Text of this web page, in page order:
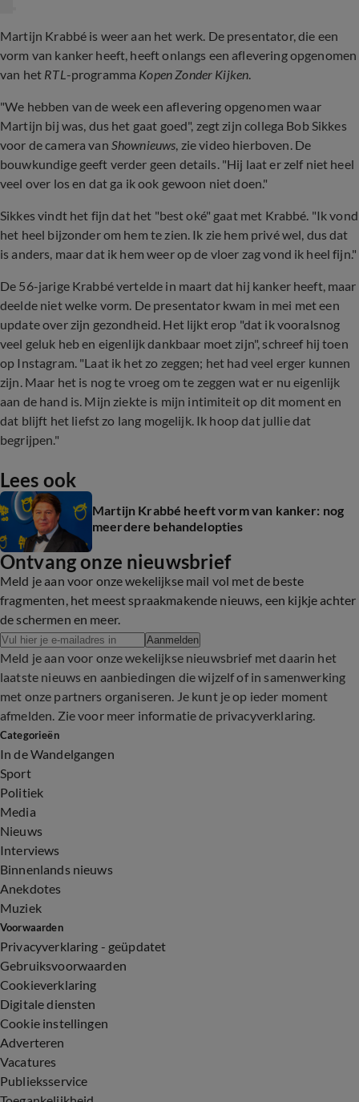
Martijn Krabbé is weer aan het werk. De presentator, die een
vorm van kanker heeft, heeft onlangs een aflevering opgenomen
van het RTL-programma Kopen Zonder Kijken.
"We hebben van de week een aflevering opgenomen waar
Martijn bij was, dus het gaat goed", zegt zijn collega Bob Sikkes
voor de camera van Shownieuws, zie video hierboven. De
bouwkundige geeft verder geen details. "Hij laat er zelf niet heel
veel over los en dat ga ik ook gewoon niet doen."
Sikkes vindt het fijn dat het "best oké" gaat met Krabbé. "Ik vond
het heel bijzonder om hem te zien. Ik zie hem privé wel, dus dat
is anders, maar dat ik hem weer op de vloer zag vond ik heel fijn."
De 56-jarige Krabbé vertelde in maart dat hij kanker heeft, maar
deelde niet welke vorm. De presentator kwam in mei met een
update over zijn gezondheid. Het lijkt erop "dat ik vooralsnog
veel geluk heb en eigenlijk dankbaar moet zijn", schreef hij toen
op Instagram. "Laat ik het zo zeggen; het had veel erger kunnen
zijn. Maar het is nog te vroeg om te zeggen wat er nu eigenlijk
aan de hand is. Mijn ziekte is mijn intimiteit op dit moment en
dat blijft het liefst zo lang mogelijk. Ik hoop dat jullie dat
begrijpen."
Lees ook
Martijn Krabbé heeft vorm van kanker: nog
meerdere behandelopties
Ontvang onze nieuwsbrief
Meld je aan voor onze wekelijkse mail vol met de beste
fragmenten, het meest spraakmakende nieuws, een kijkje achter
de schermen en meer.
Aanmelden
Meld je aan voor onze wekelijkse nieuwsbrief met daarin het
laatste nieuws en aanbiedingen die wijzelf of in samenwerking
met onze partners organiseren. Je kunt je op ieder moment
afmelden. Zie voor meer informatie de privacyverklaring.
Categorieën
In de Wandelgangen
Sport
Politiek
Media
Nieuws
Interviews
Binnenlands nieuws
Anekdotes
Muziek
Voorwaarden
Privacyverklaring - geüpdatet
Gebruiksvoorwaarden
Cookieverklaring
Digitale diensten
Cookie instellingen
Adverteren
Vacatures
Publieksservice